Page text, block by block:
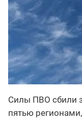
Силы ПВО сбили
пятью